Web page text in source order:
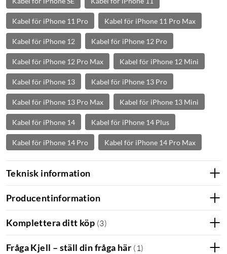
Kabel för iPhone 11 Pro Kabel för iPhone 11 Pro Max
Kabel för iPhone 12 Kabel för iPhone 12 Pro
Kabel för iPhone 12 Pro Max Kabel för iPhone 12 Mini
Kabel för iPhone 13 Kabel för iPhone 13 Pro
Kabel för iPhone 13 Pro Max Kabel för iPhone 13 Mini
Kabel för iPhone 14 Kabel för iPhone 14 Plus
Kabel för iPhone 14 Pro Kabel för iPhone 14 Pro Max
Teknisk information
Producentinformation
Komplettera ditt köp (3)
Fråga Kjell – ställ din fråga här ( 1 )